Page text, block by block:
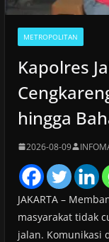
METROPOLITAN
Kapolres
hingga
2026-08-09
JAKARTA –
masyarakat tidak
jalan. Komunikasi